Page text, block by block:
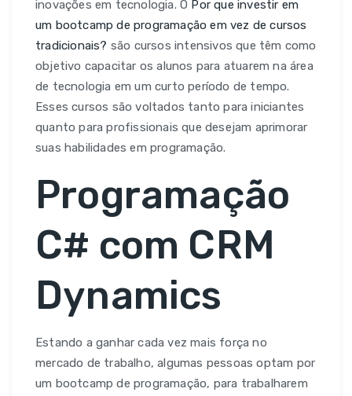
inovações em tecnologia. O Por que investir em
um bootcamp de programação em vez de cursos
tradicionais? são cursos intensivos que têm como
objetivo capacitar os alunos para atuarem na área
de tecnologia em um curto período de tempo.
Esses cursos são voltados tanto para iniciantes
quanto para profissionais que desejam aprimorar
suas habilidades em programação.
Programação
C# com CRM
Dynamics
Estando a ganhar cada vez mais força no
mercado de trabalho, algumas pessoas optam por
um bootcamp de programação, para trabalharem